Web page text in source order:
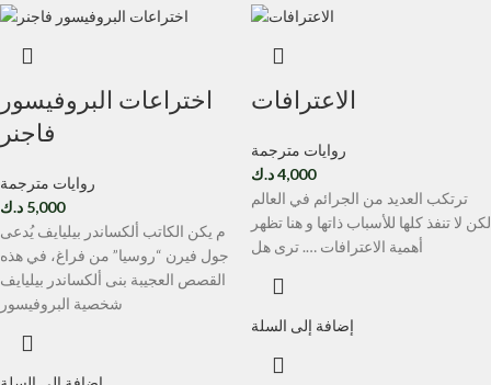
اختراعات البروفيسور
فاجنر
روايات مترجمة
5,000 د.ك
م يكن الكاتب ألكساندر بيليايف يُدعى
جول فيرن “روسيا” من فراغ، في هذه
القصص العجيبة بنى ألكساندر بيليايف
شخصية البروفيسور
الاعترافات
روايات مترجمة
4,000د.ك
ترتكب العديد من الجرائم في العالم
لكن لا تنفذ كلها للأسباب ذاتها و هنا تظهر
أهمية الاعترافات …. ترى هل
إضافة إلى السلة